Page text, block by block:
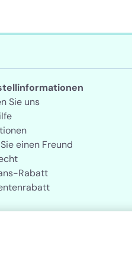
Sie uns
einen Freund
Rabatt